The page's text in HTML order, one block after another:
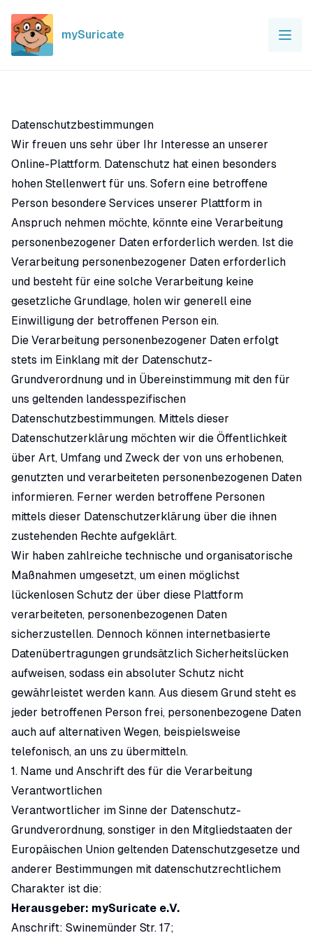
mySuricate
Datenschutzbestimmungen
Wir freuen uns sehr über Ihr Interesse an unserer
Online-Plattform. Datenschutz hat einen besonders
hohen Stellenwert für uns. Sofern eine betroffene
Person besondere Services unserer Plattform in
Anspruch nehmen möchte, könnte eine Verarbeitung
personenbezogener Daten erforderlich werden. Ist die
Verarbeitung personenbezogener Daten erforderlich
und besteht für eine solche Verarbeitung keine
gesetzliche Grundlage, holen wir generell eine
Einwilligung der betroffenen Person ein.
Die Verarbeitung personenbezogener Daten erfolgt
stets im Einklang mit der Datenschutz-
Grundverordnung und in Übereinstimmung mit den für
uns geltenden landesspezifischen
Datenschutzbestimmungen. Mittels dieser
Datenschutzerklärung möchten wir die Öffentlichkeit
über Art, Umfang und Zweck der von uns erhobenen,
genutzten und verarbeiteten personenbezogenen Daten
informieren. Ferner werden betroffene Personen
mittels dieser Datenschutzerklärung über die ihnen
zustehenden Rechte aufgeklärt.
Wir haben zahlreiche technische und organisatorische
Maßnahmen umgesetzt, um einen möglichst
lückenlosen Schutz der über diese Plattform
verarbeiteten, personenbezogenen Daten
sicherzustellen. Dennoch können internetbasierte
Datenübertragungen grundsätzlich Sicherheitslücken
aufweisen, sodass ein absoluter Schutz nicht
gewährleistet werden kann. Aus diesem Grund steht es
jeder betroffenen Person frei, personenbezogene Daten
auch auf alternativen Wegen, beispielsweise
telefonisch, an uns zu übermitteln.
1. Name und Anschrift des für die Verarbeitung
Verantwortlichen
Verantwortlicher im Sinne der Datenschutz-
Grundverordnung, sonstiger in den Mitgliedstaaten der
Europäischen Union geltenden Datenschutzgesetze und
anderer Bestimmungen mit datenschutzrechtlichem
Charakter ist die:
Herausgeber: mySuricate e.V.
Anschrift: Swinemünder Str. 17;